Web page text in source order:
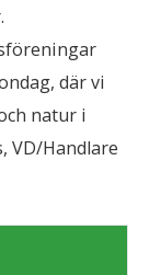
där vi
natur i
VD/Handlare